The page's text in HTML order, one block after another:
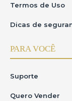
Termos de Uso
Dicas de
PARA VOCÊ
Suporte
Quero Vender